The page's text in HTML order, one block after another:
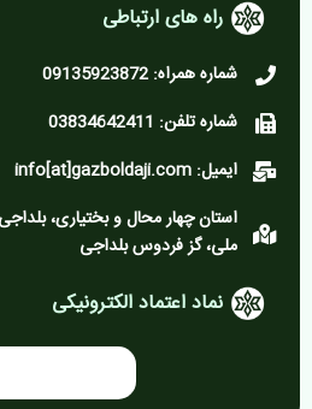
راه های ارتباطی
شماره همراه: 09135923872
شماره تلفن: 03834642411
ایمیل: info[at]gazboldaji.com
استان چهار محال و بختیاری،
ملی، گز فردوس بلداجی
نماد اعتماد الکترونیکی